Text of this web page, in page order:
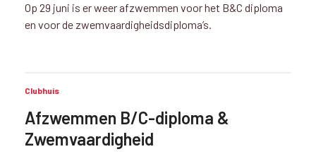
Op 29 juni is er weer afzwemmen voor het B&C diploma
en voor de zwemvaardigheidsdiploma’s.
Clubhuis
Afzwemmen B/C-diploma &
Zwemvaardigheid